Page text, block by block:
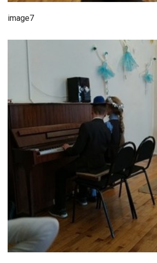
image7